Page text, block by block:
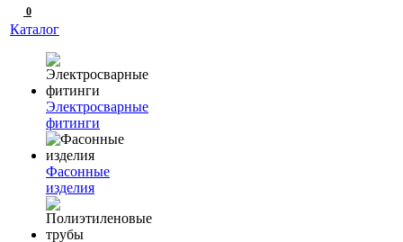
0
Каталог
Электросварные
фитинги
Фасонные
изделия